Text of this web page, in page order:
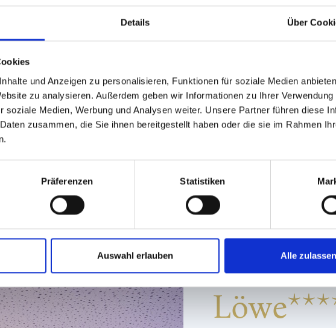
Details Über
und Anzeigen zu personalisieren, Funktionen für soziale Medien
zu analysieren. Außerdem geben wir Informationen zu Ihrer Verwendung
soziale Medien, Werbung und Analysen weiter. Unsere Partner führen diese
zusammen, die Sie ihnen bereitgestellt haben oder die sie im Rahmen
Präferenzen Statistiken
Auswahl erlauben Alle zulassen
Leading Family Hotels Löwe & Bär trainieren sportbegeisterte Gäste
gezieltes Krafttraining zwischendurch oder eine aktive Einheit nach
bieten ideale Möglichkeiten, Bewegung und Erholung zu verbinden.
Geräten unterstützen dabei ein sicheres und gezieltes Workout.
Beide Fitnessräume sind 24 Stunden geöffnet.
SPORTLICH URLAUBEN